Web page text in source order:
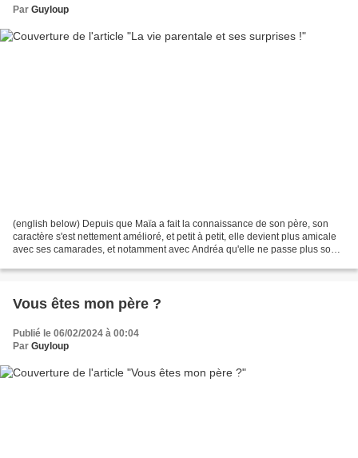
Par Guyloup
(english below) Depuis que Maïa a fait la connaissance de son père, son
caractère s'est nettement amélioré, et petit à petit, elle devient plus amicale
avec ses camarades, et notamment avec Andréa qu'elle ne passe plus son
Vous êtes mon père ?
Publié le 06/02/2024 à 00:04
Par Guyloup